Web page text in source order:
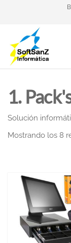
of
1.
Solución
Mostrando los 8